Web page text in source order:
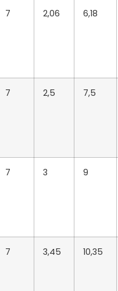
7 2,06 6,18
7 2,5 7,5
7 3 9
7 3,45 10,35